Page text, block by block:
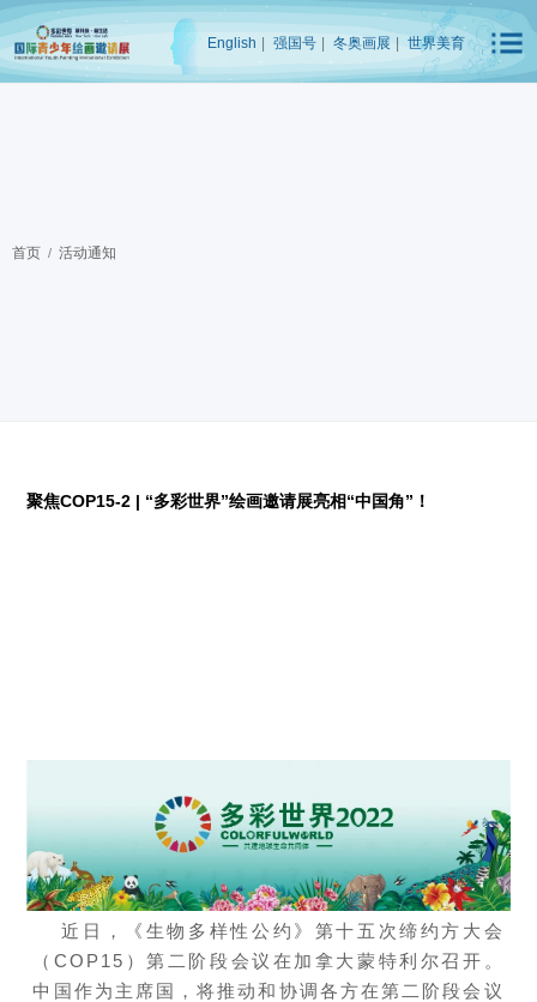
English 强国号 冬奥画展 世界美育
首页 / 活动通知
聚焦COP15-2 | “多彩世界”绘画邀请展亮相“中国角”！
近日，《生物多样性公约》第十五次缔约方大会
（COP15）第二阶段会议在加拿大蒙特利尔召开。
中国作为主席国，将推动和协调各方在第二阶段会议